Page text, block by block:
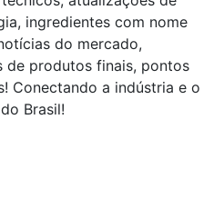
ingredientes com nome
do mercado,
de produtos finais, pontos
Conectando a indústria e o
Brasil!